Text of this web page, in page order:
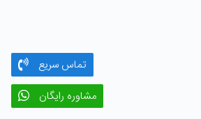
تماس سریع
مشاوره رایگان